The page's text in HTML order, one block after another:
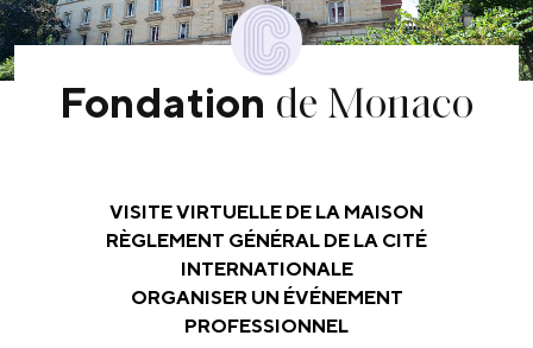
Fondation de Monaco
VISITE VIRTUELLE DE LA MAISON
RÈGLEMENT GÉNÉRAL DE LA CITÉ
INTERNATIONALE
ORGANISER UN ÉVÉNEMENT
PROFESSIONNEL